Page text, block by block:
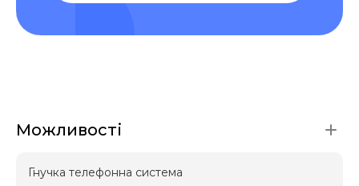
Можливості
Гнучка телефонна система